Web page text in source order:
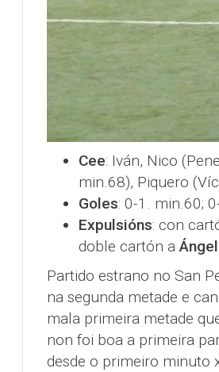
Cee: Iván, Nico
min.68), Piquero
Goles: 0-1. min.60;
Expulsións: con
doble cartón aÁngel
Partido estrano no San
na segunda metade e
mala primeira metade
non foi boa a primeira
desde o primeiro minuto